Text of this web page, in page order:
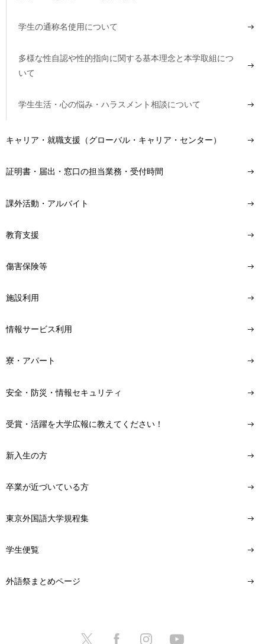
学生の通称名使用について
多様な性自認や性的指向に関する基本理念と本学取組につ
いて
学生生活・心の悩み・ハラスメント相談について
キャリア・就職支援（グローバル・キャリア・センター）
証明書・届出・窓口の担当業務・受付時間
課外活動・アルバイト
教育支援
傷害保険等
施設利用
情報サービス利用
寮・アパート
安全・防災・情報セキュリティ
受賞・活躍を大学広報に教えてください！
新入生の方
卒業が近づいている方
東京外国語大学規程集
学生便覧
外語祭まとめページ